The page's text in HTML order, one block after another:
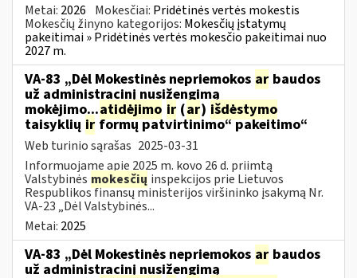
Metai: 2026 Mokesčiai: Pridėtinės vertės mokestis
Mokesčių žinyno kategorijos: Mokesčių įstatymų
pakeitimai » Pridėtinės vertės mokesčio pakeitimai nuo
2027 m.
VA-83 „Dėl Mokestinės nepriemokos ar baudos
už administracinį nusižengimą
mokėjimo...atidėjimo ir (ar) išdėstymo
taisyklių ir formų patvirtinimo“ pakeitimo“
Web turinio sąrašas 2025-03-31
Informuojame apie 2025 m. kovo 26 d. priimtą
Valstybinės mokesčių inspekcijos prie Lietuvos
Respublikos finansų ministerijos viršininko įsakymą Nr.
VA-23 „Dėl Valstybinės...
Metai: 2025
VA-83 „Dėl Mokestinės nepriemokos ar baudos
už administracinį nusižengimą